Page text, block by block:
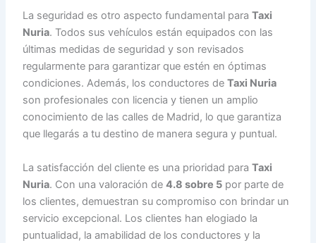
La seguridad es otro aspecto fundamental paraTaxi
Nuria. Todos sus vehículos están equipados con las
últimas medidas de seguridad y son revisados
regularmente para garantizar que estén en óptimas
condiciones. Además, los conductores deTaxi Nuria
son profesionales con licencia y tienen un amplio
conocimiento de las calles de Madrid, lo que garantiza
que llegarás a tu destino de manera segura y puntual.
La satisfacción del cliente es una prioridad paraTaxi
Nuria. Con una valoración de4.8 sobre 5 por parte de
los clientes, demuestran su compromiso con brindar un
servicio excepcional. Los clientes han elogiado la
puntualidad, la amabilidad de los conductores y la